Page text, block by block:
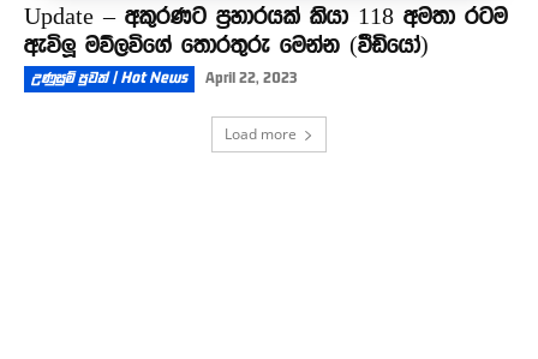
Update – අකුරණට ප්‍රහාරයක් කියා 118 අමතා රටම
ඇවිලූ මව්ලවිගේ තොරතුරු මෙන්න (වීඩියෝ)
උණුසුම් පුවත් | Hot News April 22, 2023
Load more